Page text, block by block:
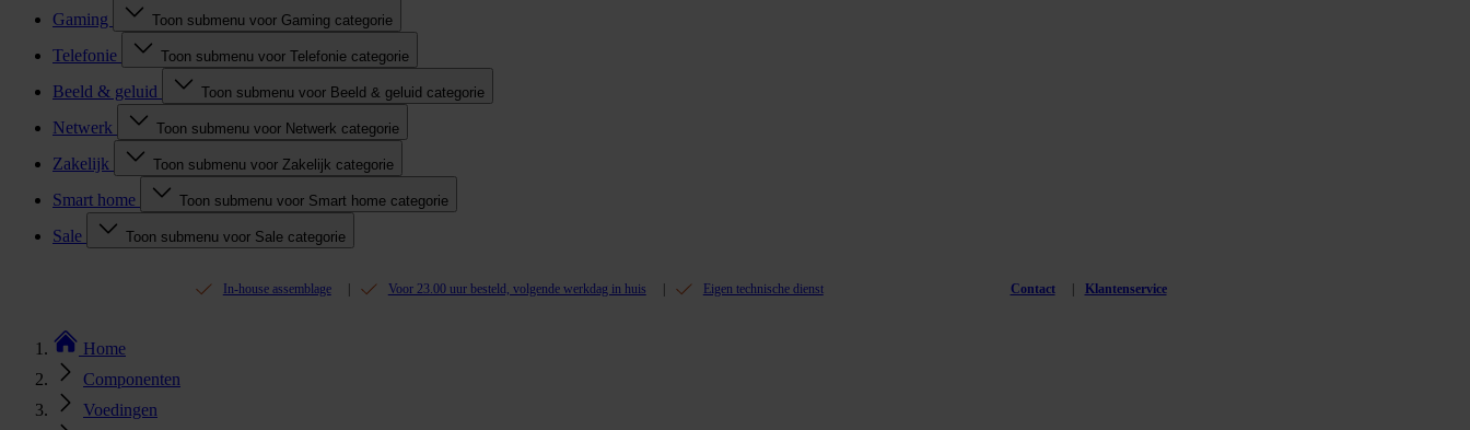
Gaming Toon submenu voor Gaming categorie
Telefonie Toon submenu voor Telefonie categorie
Beeld & geluid Toon submenu voor Beeld & geluid categorie
Netwerk Toon submenu voor Netwerk categorie
Zakelijk Toon submenu voor Zakelijk categorie
Smart home Toon submenu voor Smart home categorie
Sale Toon submenu voor Sale categorie
In-house assemblage Voor 23.00 uur besteld, volgende werkdag in huis Eigen technische dienst Contact Klantenservice
Home
Componenten
Voedingen